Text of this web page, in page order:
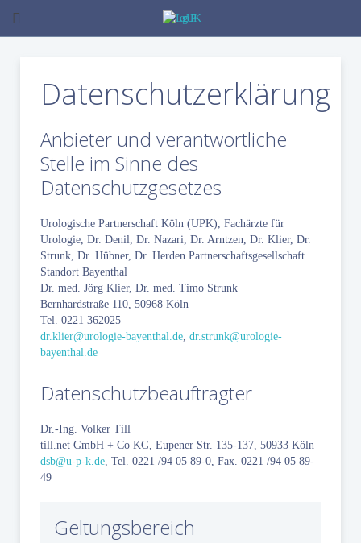
Datenschutzerklärung
Anbieter und verantwortliche
Stelle im Sinne des
Datenschutzgesetzes
Urologische Partnerschaft Köln (UPK), Fachärzte für
Urologie, Dr. Denil, Dr. Nazari, Dr. Arntzen, Dr. Klier, Dr.
Strunk, Dr. Hübner, Dr. Herden Partnerschaftsgesellschaft
Standort Bayenthal
Dr. med. Jörg Klier, Dr. med. Timo Strunk
Bernhardstraße 110, 50968 Köln
Tel. 0221 362025
dr.klier@urologie-bayenthal.de, dr.strunk@urologie-
bayenthal.de
Datenschutzbeauftragter
Dr.-Ing. Volker Till
till.net GmbH + Co KG, Eupener Str. 135-137, 50933 Köln
dsb@u-p-k.de, Tel. 0221 /94 05 89-0, Fax. 0221 /94 05 89-
49
Geltungsbereich